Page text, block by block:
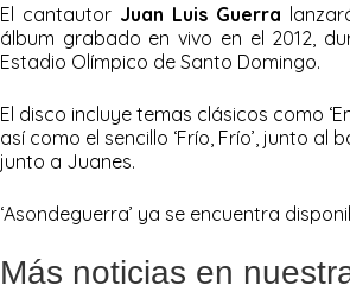
El cantautor Juan Luis Guerra
álbum grabado en vivo en el 2012,
Estadio Olímpico de Santo Domingo.
El disco incluye temas clásicos como
así como el sencillo ‘Frío, Frío’, junto al
junto a Juanes.
‘Asondeguerra’ ya se encuentra
Más noticias en